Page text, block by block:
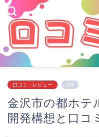
口コミ・レビュー PR
金沢市の都ホテ
開発構想と口コ